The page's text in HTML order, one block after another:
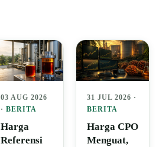
03 AUG 2026
·BERITA
Harga
Referensi
31 JUL 2026 ·
BERITA
Harga CPO
Menguat,